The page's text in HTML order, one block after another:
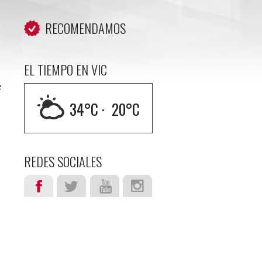
RECOMENDAMOS
EL TIEMPO EN VIC
34°C · 20°C
REDES SOCIALES